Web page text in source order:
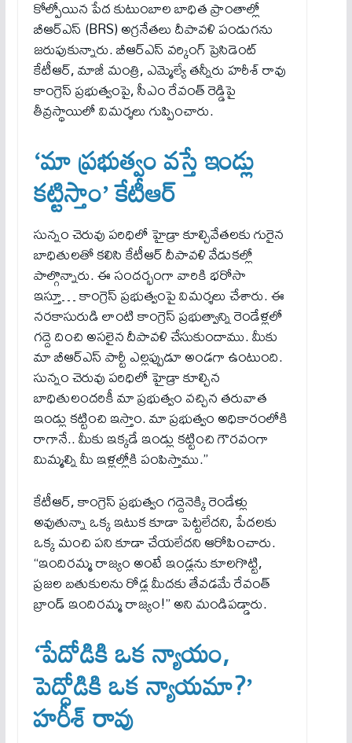
కోల్పోయిన పేద కుటుంబాల బాధిత ప్రాంతాల్లో
బీఆర్‌ఎస్ (BRS) అగ్రనేతలు దీపావళి పండుగను
జరుపుకున్నారు. బీఆర్‌ఎస్ వర్కింగ్ ప్రెసిడెంట్
కేటీఆర్, మాజీ మంత్రి, ఎమ్మెల్యే తన్నీరు హరీశ్ రావు
కాంగ్రెస్ ప్రభుత్వంపై, సీఎం రేవంత్ రెడ్డిపై
తీవ్రస్థాయిలో విమర్శలు గుప్పించారు.
‘మా ప్రభుత్వం వస్తే ఇండ్లు
కట్టిస్తాం’ కేటీఆర్
సున్నం చెరువు పరిధిలో హైడ్రా కూల్చివేతలకు గురైన
బాధితులతో కలిసి కేటీఆర్ దీపావళి వేడుకల్లో
పాల్గొన్నారు. ఈ సంద‌ర్భంగా వారికి భరోసా
ఇస్తూ… కాంగ్రెస్ ప్రభుత్వంపై విమర్శలు చేశారు. ఈ
నరకాసురుడి లాంటి కాంగ్రెస్ ప్రభుత్వాన్ని రెండేళ్లలో
గద్దె దించి అసలైన దీపావళి చేసుకుందాము. మీకు
మా బీఆర్ఎస్ పార్టీ ఎల్లప్పుడూ అండగా ఉంటుంది.
సున్నం చెరువు పరిధిలో హైడ్రా కూల్చిన
బాధితులందరికీ మా ప్రభుత్వం వచ్చిన తరువాత
ఇండ్లు కట్టించి ఇస్తాం. మా ప్రభుత్వం అధికారంలోకి
రాగానే.. మీకు ఇక్కడే ఇండ్లు కట్టించి గౌరవంగా
మిమ్మల్ని మీ ఇళ్లల్లోకి పంపిస్తాము.”
కేటీఆర్, కాంగ్రెస్ ప్రభుత్వం గద్దెనెక్కి రెండేళ్లు
అవుతున్నా ఒక్క ఇటుక కూడా పెట్టలేదని, పేదలకు
ఒక్క మంచి పని కూడా చేయలేదని ఆరోపించారు.
“ఇందిరమ్మ రాజ్యం అంటే ఇండ్లను కూలగొట్టి,
ప్రజల బతుకులను రోడ్ల మీదకు తేవడమే రేవంత్
బ్రాండ్ ఇందిరమ్మ రాజ్యం!” అని మండిపడ్డారు.
‘పేదోడికి ఒక న్యాయం,
పెద్దోడికి ఒక న్యాయమా?’
హరీశ్ రావు